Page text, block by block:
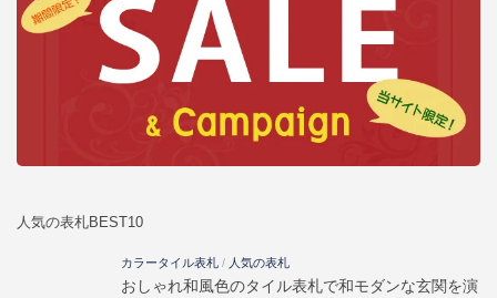
人気の表札BEST10
カラータイル表札 / 人気の表札
おしゃれ和風色のタイル表札で和モダンな玄関を演